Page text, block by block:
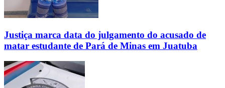
Justiça marca data do julgamento do acusado de
matar estudante de Pará de Minas em Juatuba